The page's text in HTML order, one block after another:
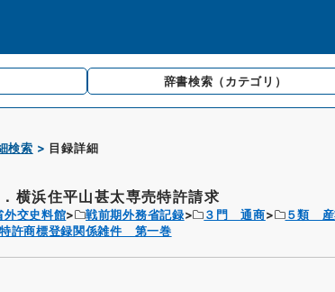
辞書検索 （カテゴリ）
検索 目録詳細
．横浜住平山甚太専売特許請求
外交史料館 戦前期外務省記録 ３門 通商 ５類 産
許商標登録関係雑件 第一巻